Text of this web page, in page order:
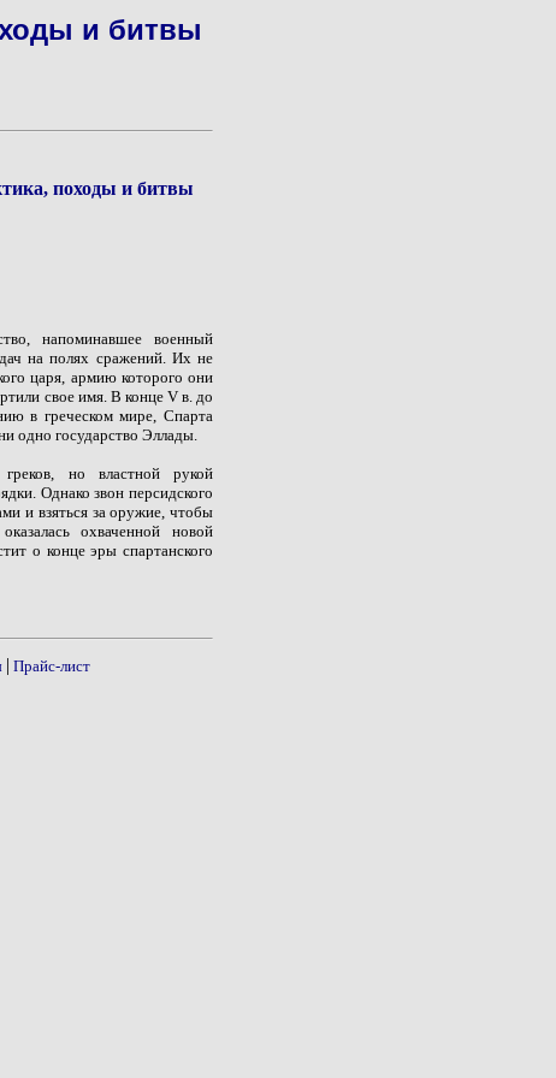
и битвы
походы и битвы
напоминавшее военный
на полях сражений. Их не
царя, армию которого они
свое имя. В конце V в. до
в греческом мире, Спарта
одно государство Эллады.
но властной рукой
Однако звон персидского
и взяться за оружие, чтобы
охваченной новой
о конце эры спартанского
| Прайс-лист